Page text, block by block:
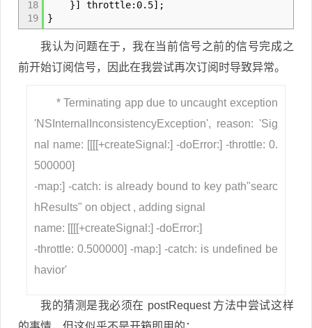
18
19
}] throttle:0.5];
}
我认为问题在于，我在当前信号之前的信号完成之
前开始订阅信号，因此在我尝试再次订阅时导致异常。
* Terminating app due to uncaught exception
'NSInternalInconsistencyException', reason: 'Sig
nal name: [[[[+createSignal:] -doError:] -throttle: 0.
500000]
-map:] -catch: is already bound to key path"searc
hResults" on object , adding signal
name: [[[[+createSignal:] -doError:]
-throttle: 0.500000] -map:] -catch: is undefined be
havior'
我的猜测是我必须在 postRequest 方法中尝试这样